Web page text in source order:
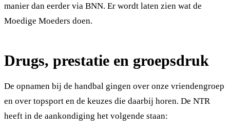
manier dan eerder via BNN. Er wordt laten zien wat de
Moedige Moeders doen.
Drugs, prestatie en groepsdruk
De opnamen bij de handbal gingen over onze vriendengroep
en over topsport en de keuzes die daarbij horen. De NTR
heeft in de aankondiging het volgende staan: